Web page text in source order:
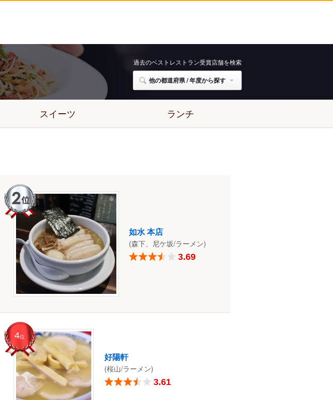
過去のベストレストラン受賞店舗を検索
他の都道府県 / 年度から探す
スイーツ ランチ
如水 本店
(森下、尼ケ坂/ラーメン)
3.69
4位
好陽軒
(桜山/ラーメン)
3.61